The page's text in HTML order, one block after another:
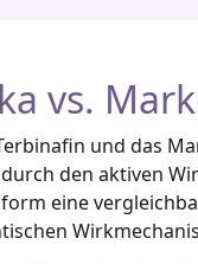
vs.
und das
den aktiven
eine